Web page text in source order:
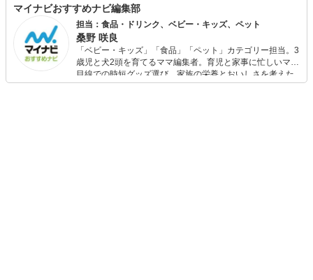
医療ものや動物関係が得意。今までに買ったことのある動
物は、犬、猫、鳩、インコ、ジュウシマツ、キジ、リス、
ウサギ、カメ、鶏、ウシガエル、金魚、カタツムリ、てん
とう虫、カブトエビなど。
マイナビおすすめナビ編集部
担当：食品・ドリンク、ベビー・キッズ、ペット
桑野 咲良
「ベビー・キッズ」「食品」「ペット」カテゴリー担当。3
歳児と犬2頭を育てるママ編集者。育児と家事に忙しいママ
目線での時短グッズ選び、家族の栄養とおいしさを考えた
食品選び、束の間のリラックスタイムを楽しむためのスイ